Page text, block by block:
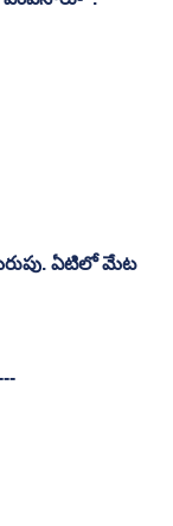
ఏటిలో మేట